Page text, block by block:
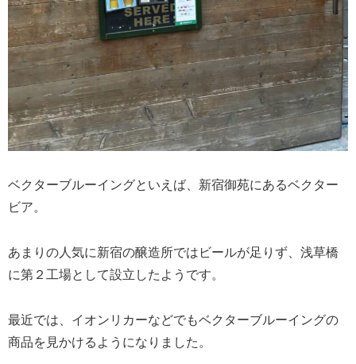
ベクターブルーイングといえば、新宿御苑にあるベクター
ビア。
あまりの人気に新宿の醸造所ではビールが足りず、浅草橋
に第２工場として設立したようです。
最近では、イオンリカーなどでもベクターブルーイングの
商品を見かけるようになりました。